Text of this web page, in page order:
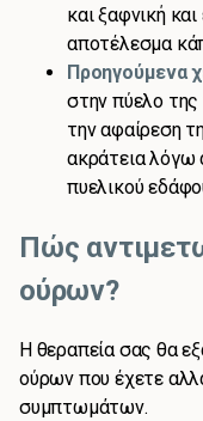
και ξαφνική
αποτέλεσμα
Προηγούμενα
στην πύελο
την αφαίρεση
ακράτεια λόγω
πυελικού
Πώς
ούρων?
Η θεραπεία σας θα
ούρων που έχετε
συμπτωμάτων.